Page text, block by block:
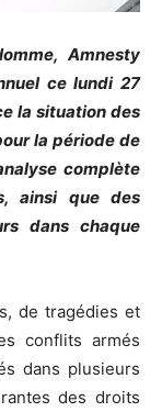
Amnesty
ce lundi 27
la situation des
la période de
complète
ainsi que des
dans chaque
de tragédies et
conflits armés
dans plusieurs
des droits